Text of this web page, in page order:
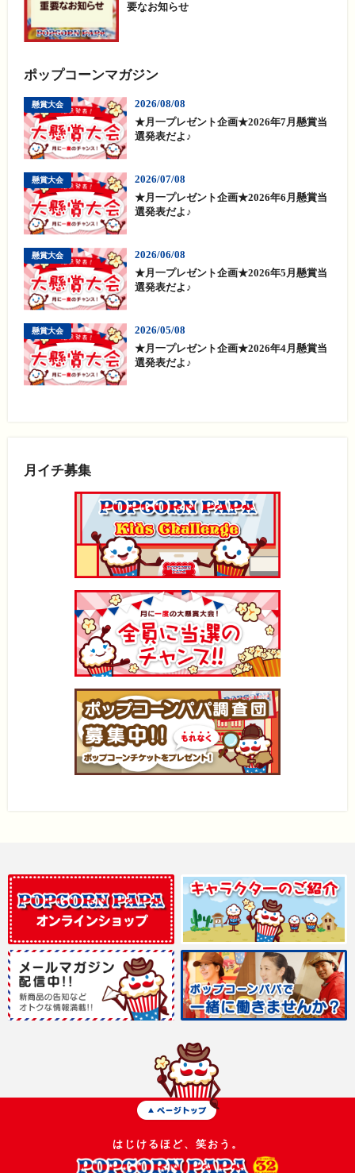
要なお知らせ
ポップコーンマガジン
懸賞大会
2026/08/08
★月一プレゼント企画★2026年7月懸賞当
選発表だよ♪
懸賞大会
2026/07/08
★月一プレゼント企画★2026年6月懸賞当
選発表だよ♪
懸賞大会
2026/06/08
★月一プレゼント企画★2026年5月懸賞当
選発表だよ♪
懸賞大会
2026/05/08
★月一プレゼント企画★2026年4月懸賞当
選発表だよ♪
月イチ募集
はじけるほど、笑おう。